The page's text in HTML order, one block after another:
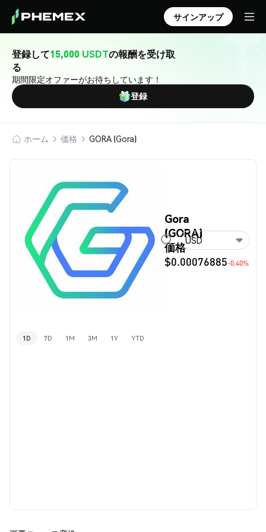
サインアップ
登録して15,000 USDTの報酬を受け取
る
期間限定オファーがお待ちしています！
登録
ホーム 価格 GORA (Gora)
Gora
(GORA)
価格
$0.00076885-0.40%
USD
1D 7D 1M 3M 1Y YTD